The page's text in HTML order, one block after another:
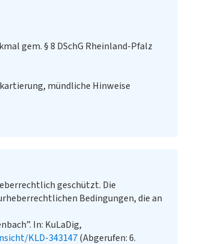
gem. § 8 DSchG Rheinland-Pfalz
mündliche Hinweise
geschützt. Die
Bedingungen, die an
In: KuLaDig,
KLD-343147(Abgerufen: 6.